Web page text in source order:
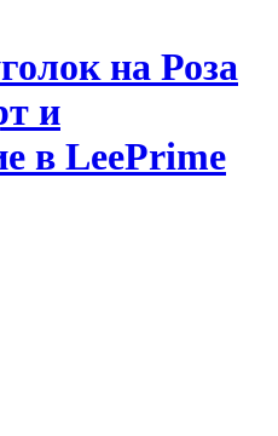
на Роза
и
в LeePrime